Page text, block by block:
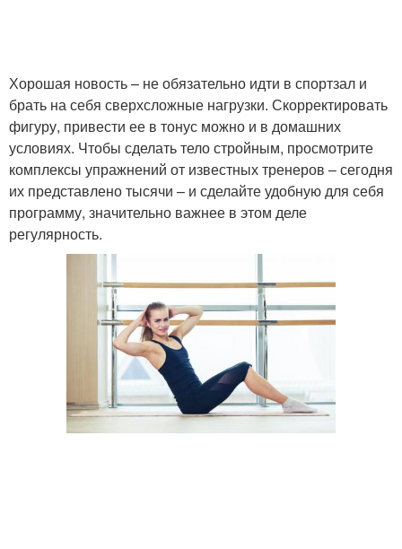
Хорошая новость – не обязательно идти в спортзал и
брать на себя сверхсложные нагрузки. Скорректировать
фигуру, привести ее в тонус можно и в домашних
условиях. Чтобы сделать тело стройным, просмотрите
комплексы упражнений от известных тренеров – сегодня
их представлено тысячи – и сделайте удобную для себя
программу, значительно важнее в этом деле
регулярность.